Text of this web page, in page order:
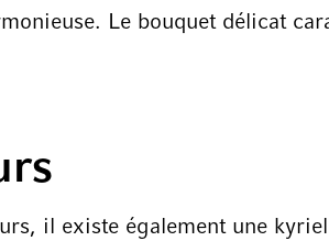
Le bouquet délicat
il existe également une